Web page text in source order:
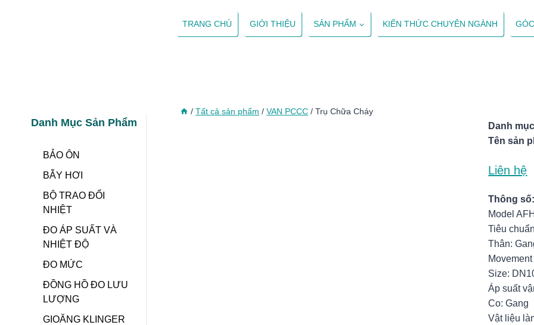
TRANG CHỦ GIỚI THIỆU SẢN PHẨM KIẾN THỨC CHUYÊN NGÀNH
/ Tất cả sản phẩm / VAN PCCC / Trụ Chữa Cháy
Danh
Tên sản
Liên hệ
Thông
Model
Tiêu
Thân:
Size:
Áp suất
Co: Gang
Vật liệu
Danh Mục Sản Phẩm
BẢO ÔN
BẪY HƠI
BỘ TRAO ĐỔI
NHIỆT
ĐO ÁP SUẤT VÀ
NHIỆT ĐỘ
ĐO MỨC
ĐỒNG HỒ ĐO LƯU
LƯỢNG
GIOĂNG KLINGER